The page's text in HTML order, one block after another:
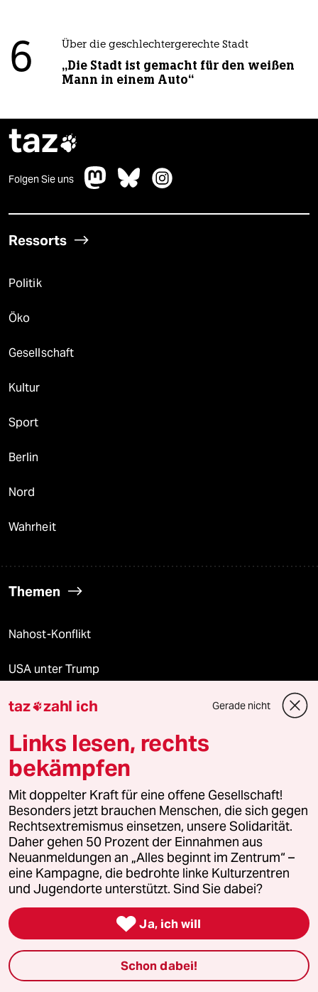
6 Über die geschlechtergerechte Stadt
„Die Stadt ist gemacht für den weißen
Mann in einem Auto“
taz
Folgen Sie uns
Ressorts
Politik
Öko
Gesellschaft
Kultur
Sport
Berlin
Nord
Wahrheit
Themen
Nahost-Konflikt
USA unter Trump
Landtagswahl in Sachsen-Anhalt
Verlag
Aktuelles
Hausblog
Die Seitenwende
Stellen
Presse
taz zahl ich Gerade nicht
Links lesen, rechts
bekämpfen
Mit doppelter Kraft für eine offene Gesellschaft!
Besonders jetzt brauchen Menschen, die sich gegen
Rechtsextremismus einsetzen, unsere Solidarität.
Daher gehen 50 Prozent der Einnahmen aus
Neuanmeldungen an „Alles beginnt im Zentrum“ –
eine Kampagne, die bedrohte linke Kulturzentren
und Jugendorte unterstützt. Sind Sie dabei?
 Ja, ich will
Schon dabei!